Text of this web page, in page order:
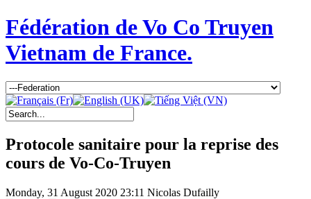
Fédération de Vo Co Truyen
Vietnam de France.
Protocole sanitaire pour la reprise des
cours de Vo-Co-Truyen
Monday, 31 August 2020 23:11 Nicolas Dufailly